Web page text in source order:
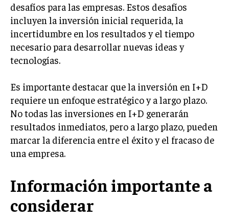
MARKETING B2C
FRANQUICIAS
MARKETING DE INFLUENCERS
E-COMMERCE Y COMERCIO ELECTRÓNICO
ESTRATEGIAS DE PRICING Y GESTIÓN DE
PRECIOS
GESTIÓN DE CRISIS EMPRESARIALES
EMPRESAS Y STARTUPS TECNOLÓGICAS
PROYECTOS
desafíos para las empresas. Estos desafíos
incluyen la inversión inicial requerida, la
incertidumbre en los resultados y el tiempo
necesario para desarrollar nuevas ideas y
tecnologías.
Es importante destacar que la inversión en I+D
requiere un enfoque estratégico y a largo plazo.
No todas las inversiones en I+D generarán
resultados inmediatos, pero a largo plazo, pueden
marcar la diferencia entre el éxito y el fracaso de
una empresa.
Información importante a
considerar